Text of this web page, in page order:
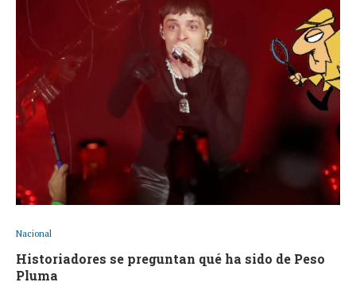
Nacional
Historiadores se preguntan qué ha sido de Peso
Pluma